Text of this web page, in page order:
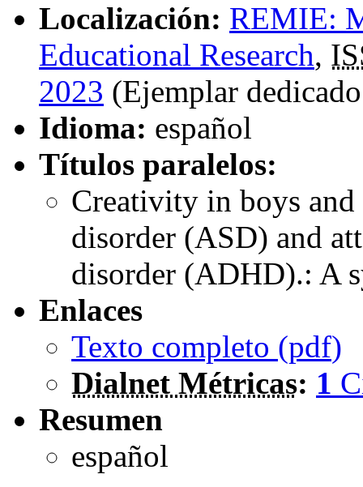
Localización: REMIE:
Educational Research,
2023 (Ejemplar
Idioma: español
Títulos paralelos:
Creativity in boys
disorder (ASD) and
disorder (ADHD).: A
Enlaces
Texto completo (pdf)
Dialnet Métricas: 1
Resumen
español